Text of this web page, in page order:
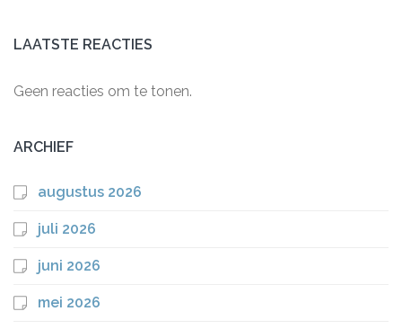
LAATSTE REACTIES
Geen reacties om te tonen.
ARCHIEF
augustus 2026
juli 2026
juni 2026
mei 2026